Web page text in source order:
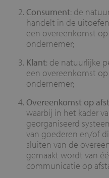
Consument: de
handelt in de
een overeenkomst
ondernemer;
Klant: de natuurlijke
een overeenkomst
ondernemer;
Overeenkomst op
waarbij in het kader
georganiseerd
van goederen en/of
sluiten van de
gemaakt wordt van
communicatie op